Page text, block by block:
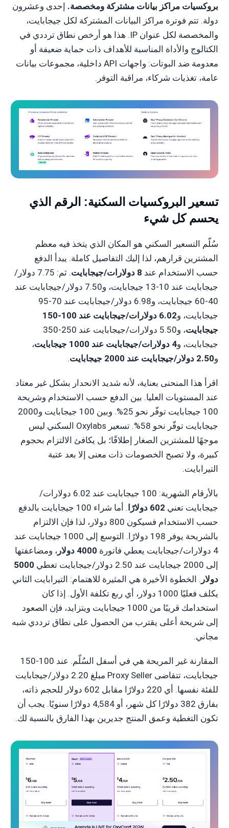
بروكسيات مراكز بيانات مشتركة ومخصصة. إحدى وعشرون
دولة. تتم فوترة مراكز البيانات المشتركة لكل جيجابايت،
والمخصصة لكل عنوان IP. هذا هو أرخص نطاق ترددي في
الكتالوج والأداة المناسبة للأهداف ذات حماية ضعيفة أو
معدومة ضد البوتات: واجهات API داخلية، مجموعات بيانات
عامة، تغذيات شركاء، مراقبة التوفر.
تسعير البروكسيات السكنية: الرقم الذي
يحسم كل شيء
سُلّم التسعير السكني هو المكان الذي يتخذ فيه معظم
المشترين قرارهم، لذا إليك التفاصيل كاملة. يبدأ الدفع
حسب الاستخدام عند 8 دولارات/جيجابايت
. ثم: 7.75 دولار/
جيجابايت عند 10-13 جيجابايت، و7.50 دولار/جيجابايت عند
40-60 جيجابايت، و6.98 دولار/جيجابايت عند 70-95
جيجابايت، و
6.02 دولارات/جيجابايت عند 100-150
جيجابايت
، و5.50 دولارات/جيجابايت عند 250-350
جيجابايت، و4 دولارات/جيجابايت عند 1000 جيجابايت
،
و2.50 دولار/جيجابايت عند 2000 جيجابايت .
اقرأ هذا المنحنى بعناية، لأنه شديد الانحدار بشكل غير معتاد
عند المستويات العليا. بين الدفع حسب الاستخدام وشريحة
100 جيجابايت توفّر نحو 25%. وبين 100 جيجابايت و2000
جيجابايت توفّر نحو 58%. تسعير Oxylabs السكني ليس
موجهًا للمشترين الصغار إطلاقًا؛ بل يكافئ الالتزام بحجوم
كبيرة، ولا تصبح الخصومات ذات معنى إلا بعد عتبة
التيرابايت.
بالأرقام الشهرية: 100 جيجابايت عند 6.02 دولارات/
جيجابايت تعني 602 دولارًا
. أما شراء 100 جيجابايت بالدفع
حسب الاستخدام فسيكون 800 دولار، لذا فإن الالتزام
بالشريحة يوفر 198 دولارًا. التوسع إلى 1000 جيجابايت عند
4 دولارات/جيجابايت يعطي فاتورة
4000 دولار
، ومضاعفتها
إلى 2000 جيجابايت عند 2.50 دولار/جيجابايت تعطي
5000
دولار . الخطوة الأخيرة هي المثيرة للاهتمام: التيرابايت الثاني
يكلف فعليًا 1000 دولار، أي ربع تكلفة الأول. إذا كان
استخدامك قريبًا من 1000 جيجابايت ويتزايد، فإن الصعود
إلى شريحة أعلى يقترب من الحصول على نطاق ترددي شبه
مجاني.
المقارنة غير المريحة هي في أسفل السُلّم. عند 100-150
جيجابايت، تتقاضى Proxy Seller مبلغ 2.20 دولار/جيجابايت
للفئة نفسها. أي 220 دولارًا مقابل 602 دولار للحجم ذاته،
بفارق 382 دولارًا كل شهر، أو 4,584 دولارًا سنويًا. يجب أن
تكون التغطية وعمق المنتج جديرين بهذا الفارق بالنسبة لك.